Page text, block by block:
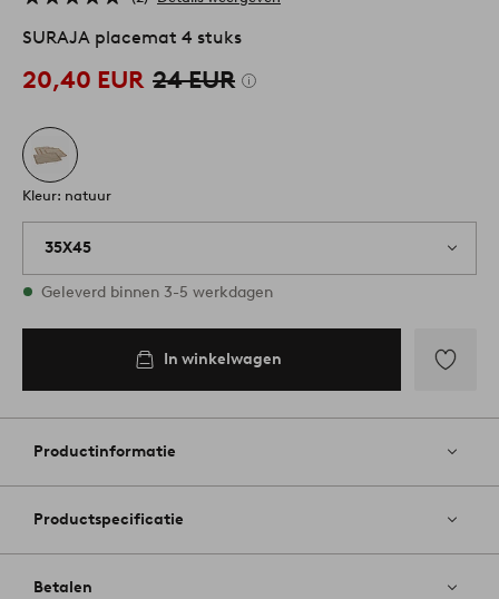
SURAJA placemat 4 stuks
20,40 EUR 24 EUR
Kleur: natuur
35X45
Op voorraad
Geleverd binnen 3-5 werkdagen
In winkelwagen
aan
Productinformatie
Productspecificatie
Betalen